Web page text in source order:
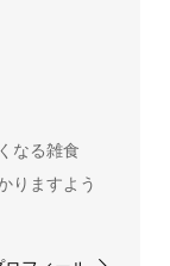
なる雑食
りますよう